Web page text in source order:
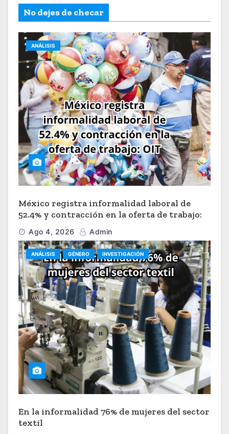
No dejes de checar
ANÁLISIS
México registra informalidad laboral de
52.4% y contracción en la oferta de trabajo:
Ago 4, 2026 Admin
ANÁLISIS GÉNERO INVESTIGACIÓN
En la informalidad 76% de mujeres del sector
textil